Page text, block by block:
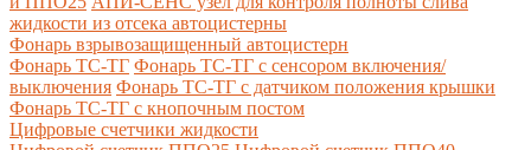
жидкости из отсека автоцистерны
Фонарь взрывозащищенный автоцистерн
Фонарь ТС-ТГ Фонарь ТС-ТГ с сенсором включения/
выключения Фонарь ТС-ТГ с датчиком положения крышки
Фонарь ТС-ТГ с кнопочным постом
Цифровые счетчики жидкости